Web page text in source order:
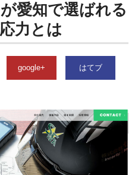
愛知で選ばれる
力とは
google+ はてブ